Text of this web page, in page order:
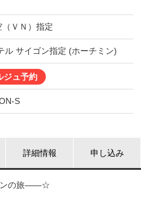
ＶＮ）指定
ル サイゴン指定 (ホーチミン)
ジュ予約
S
詳細情報 申し込み
ンの旅――☆